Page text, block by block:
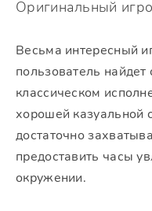
Оригинальный
Весьма интересный
пользователь
классическом
хорошей казуальной
достаточно
предоставить часы
окружении.